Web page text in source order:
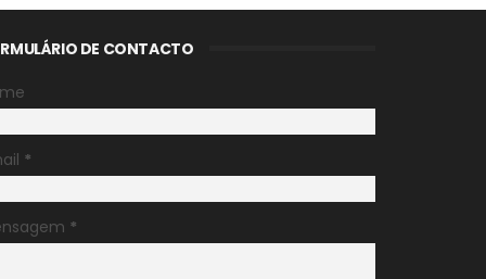
DE CONTACTO
*
*